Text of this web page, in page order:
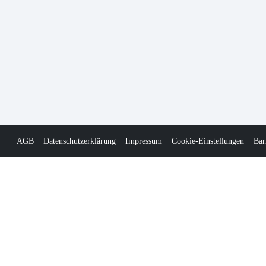
AGB Datenschutzerklärung Impressum Cookie-Einstellungen